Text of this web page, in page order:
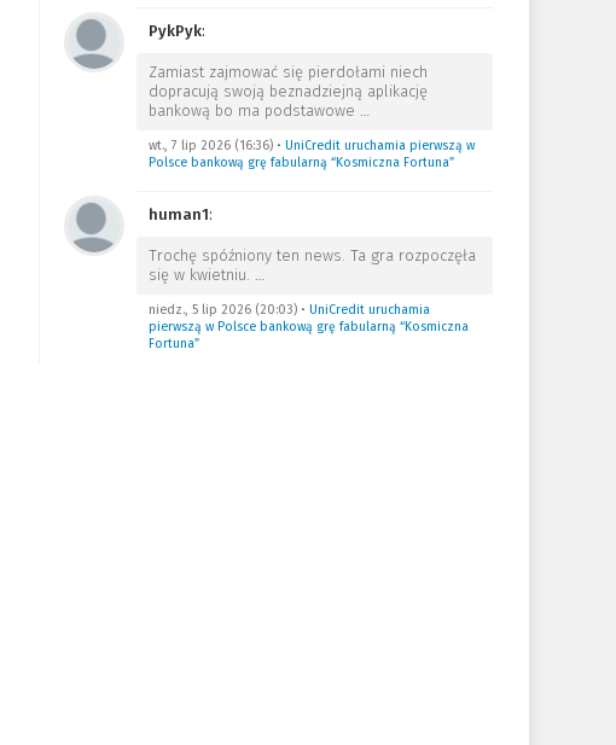
PykPyk:
Zamiast zajmować się pierdołami niech
dopracują swoją beznadziejną aplikację
bankową bo ma podstawowe …
wt., 7 lip 2026 (16:36)• UniCredit uruchamia pierwszą w
Polsce bankową grę fabularną “Kosmiczna Fortuna”
human1:
Trochę spóźniony ten news. Ta gra rozpoczęła
się w kwietniu. …
niedz., 5 lip 2026 (20:03)• UniCredit uruchamia
pierwszą w Polsce bankową grę fabularną “Kosmiczna
Fortuna”